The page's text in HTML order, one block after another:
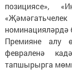
позициясе»,
номинацияләрдә
Премияне алу
февраленә
тапшырырга